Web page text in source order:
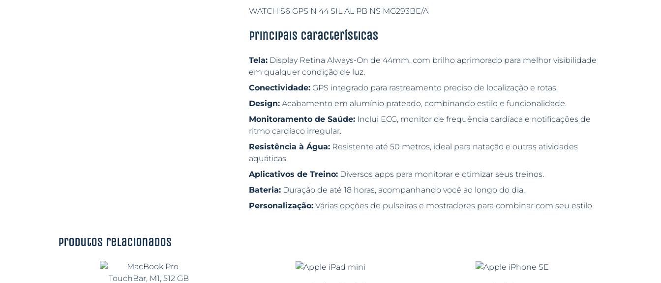
WATCH S6 GPS N 44 SIL AL PB NS MG293BE/A
Principais características
Tela:Display Retina Always-On de 44mm, com brilho aprimorado para melhor visibilidade
em qualquer condição de luz.
Conectividade:GPS integrado para rastreamento preciso de localização e rotas.
Design:Acabamento em alumínio prateado, combinando estilo e funcionalidade.
Monitoramento de Saúde:Inclui ECG, monitor de frequência cardíaca e notificações de
ritmo cardíaco irregular.
Resistência à Água:Resistente até 50 metros, ideal para natação e outras atividades
aquáticas.
Aplicativos de Treino:Diversos apps para monitorar e otimizar seus treinos.
Bateria:Duração de até 18 horas, acompanhando você ao longo do dia.
Personalização:Várias opções de pulseiras e mostradores para combinar com seu estilo.
Produtos relacionados